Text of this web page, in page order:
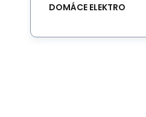
DOMÁCE ELEKTRO